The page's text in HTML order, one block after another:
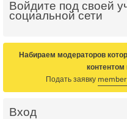
Войдите под своей
социальной сети
Набираем модераторов
Подать заявку
Вход